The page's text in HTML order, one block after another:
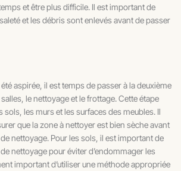
et être plus difficile. Il est important de
et les débris sont enlevés avant de passer
aspirée, il est temps de passer à la deuxième
le nettoyage et le frottage. Cette étape
sols, les murs et les surfaces des meubles. Il
que la zone à nettoyer est bien sèche avant
nettoyage. Pour les sols, il est important de
nettoyage pour éviter d’endommager les
important d’utiliser une méthode appropriée